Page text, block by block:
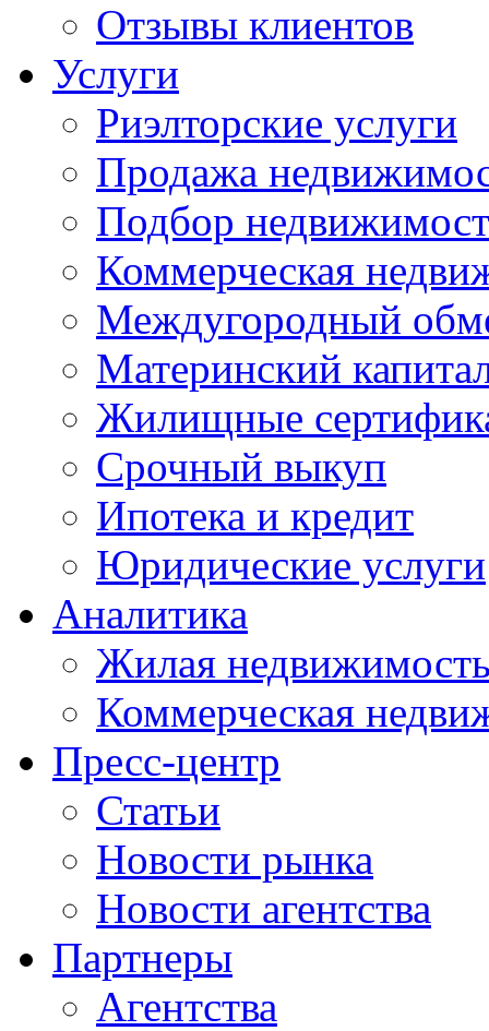
Отзывы клиентов
Услуги
Риэлторские услуги
Продажа
Подбор
Коммерческая
Междугородный
Материнский
Жилищные
Срочный выкуп
Ипотека и кредит
Юридические услуги
Аналитика
Жилая
Коммерческая
Пресс-центр
Статьи
Новости рынка
Новости агентства
Партнеры
Агентства